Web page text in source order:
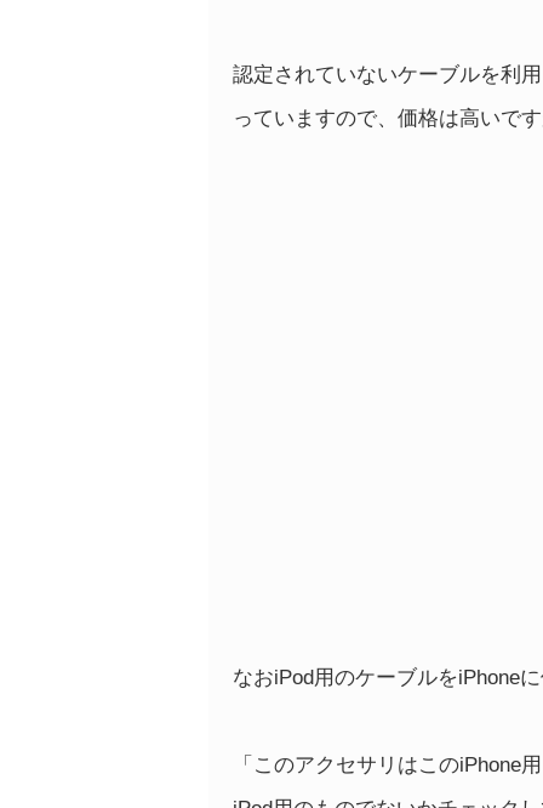
認定されていないケーブルを利
っていますので、価格は高いで
なおiPod用のケーブルをiPhone
「このアクセサリはこのiPhone